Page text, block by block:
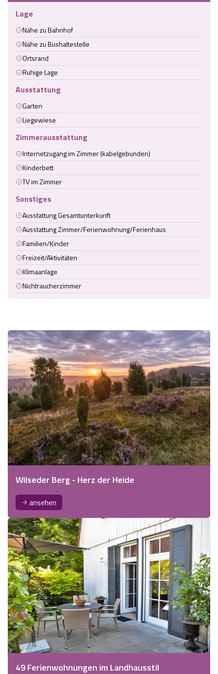
Lage
Nähe zu Bahnhof
Nähe zu Bushaltestelle
Ortsrand
Ruhige Lage
Ausstattung
Garten
Liegewiese
Zimmerausstattung
Internetzugang im Zimmer (kabelgebunden)
Kinderbett
TV im Zimmer
Sonstiges
Ausstattung Gesamtunterkunft
Ausstattung Zimmer/Ferienwohnung/Ferienhaus
Familien/Kinder
Freizeit/Aktivitäten
Klimaanlage
Nichtraucherzimmer
Wilseder Berg - Herz der Heide
ansehen
49 Ferienwohnungen im Landhausstil